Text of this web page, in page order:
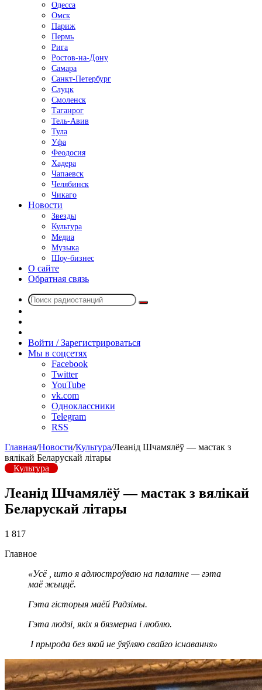
Одесса
Омск
Париж
Пермь
Рига
Ростов-на-Дону
Самара
Санкт-Петербург
Слуцк
Смоленск
Таганрог
Тель-Авив
Тула
Уфа
Феодосия
Хадера
Чапаевск
Челябинск
Чикаго
Новости
Звезды
Культура
Медиа
Музыка
Шоу-бизнес
О сайте
Обратная связь
Поиск
радио
Войти / Зарегистрироваться
Мы в соцсетях
Facebook
Twitter
YouTube
vk.com
Одноклассники
Telegram
RSS
Главная/Новости/Культура/Леанід Шчамялёў — мастак з
вялікай Беларускай літары
Культура
Леанід Шчамялёў — мастак з вялікай
Беларускай літары
1 817
Главное
«Усё, што я адлюстроўваю на палатне —гэта
маё жыццё.
Гэта гісторыя маёй Радзімы.
Гэта людзі якіх я бязмерна і люблю.
І прырода без якой не ўяўляю свайго існавання»